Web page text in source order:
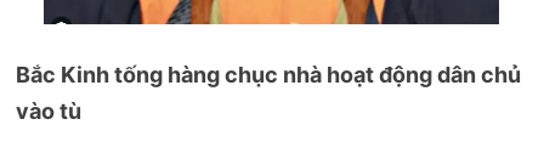
Bắc Kinh tống hàng chục nhà hoạt động dân chủ
vào tù